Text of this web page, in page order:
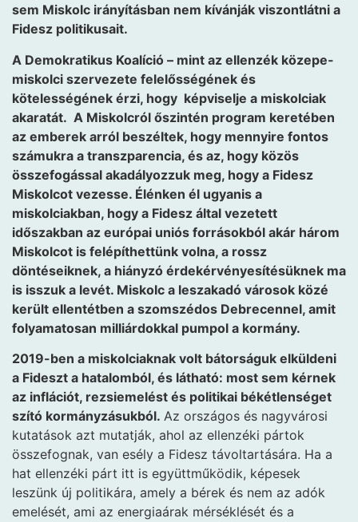
sem Miskolc irányításban nem kívánják viszontlátni a
Fidesz politikusait.
A Demokratikus Koalíció – mint az ellenzék közepe-
miskolci szervezete felelősségének és
kötelességének érzi, hogy képviselje a miskolciak
akaratát. A Miskolcról őszintén program keretében
az emberek arról beszéltek, hogy mennyire fontos
számukra a transzparencia, és az, hogy közös
összefogással akadályozzuk meg, hogy a Fidesz
Miskolcot vezesse. Élénken él ugyanis a
miskolciakban, hogy a Fidesz által vezetett
időszakban az európai uniós forrásokból akár három
Miskolcot is felépíthettünk volna, a rossz
döntéseiknek, a hiányzó érdekérvényesítésüknek ma
is isszuk a levét. Miskolc a leszakadó városok közé
került ellentétben a szomszédos Debrecennel, amit
folyamatosan milliárdokkal pumpol a kormány.
2019-ben a miskolciaknak volt bátorságuk elküldeni
a Fideszt a hatalomból, és látható: most sem kérnek
az inflációt, rezsiemelést és politikai békétlenséget
szító kormányzásukból. Az országos és nagyvárosi
kutatások azt mutatják, ahol az ellenzéki pártok
összefognak, van esély a Fidesz távoltartására. Ha a
hat ellenzéki párt itt is együttműködik, képesek
leszünk új politikára, amely a bérek és nem az adók
emelését, ami az energiaárak mérséklését és a